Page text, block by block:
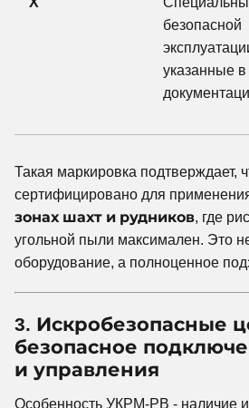
безопасной
указанные в
Такая маркировка подтверждает,
сертифицировано для
зонах шахт и рудников, где
угольной пыли максимален. Это
оборудование, а полноценное
3. Искробезопасные
безопасное
и управления
Особенность УКРМ-РВ - наличие